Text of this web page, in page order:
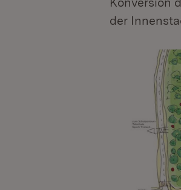
der